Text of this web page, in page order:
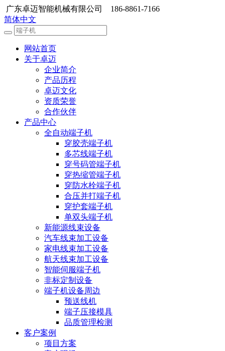
广东卓迈智能机械有限公司 186-8861-7166
简体中文
网站首页
关于卓迈
企业简介
产品历程
卓迈文化
资质荣誉
合作伙伴
产品中心
全自动端子机
穿胶壳端子机
多芯线端子机
穿号码管端子机
穿热缩管端子机
穿防水栓端子机
合压并打端子机
穿护套端子机
单双头端子机
新能源线束设备
汽车线束加工设备
家电线束加工设备
航天线束加工设备
智能伺服端子机
非标定制设备
端子机设备周边
预送线机
端子压接模具
品质管理检测
客户案例
项目方案